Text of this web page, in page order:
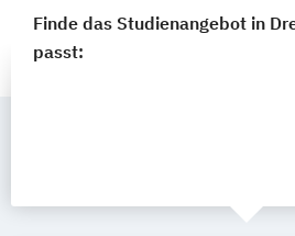
Finde das Studienangebot in
passt: